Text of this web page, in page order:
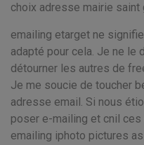
choix adresse mairie saint
emailing etarget ne
adapté pour cela. Je ne le
détourner les autres de
Je me soucie de toucher
adresse email. Si nous
poser e-mailing et cnil
emailing iphoto pictures